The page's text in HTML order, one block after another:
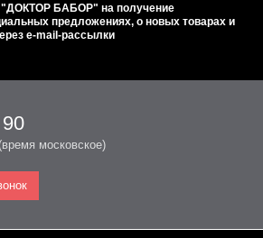
БАБОР" на получение
предложениях, о новых товарах и
e-mail-рассылки
московское)